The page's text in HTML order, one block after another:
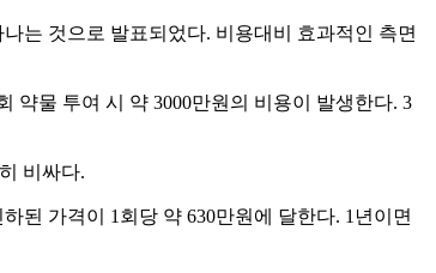
는 것으로 발표되었다. 비용대비 효과적인 측면
약물 투여 시 약 3000만원의 비용이 발생한다. 3
비싸다.
된 가격이 1회당 약 630만원에 달한다. 1년이면